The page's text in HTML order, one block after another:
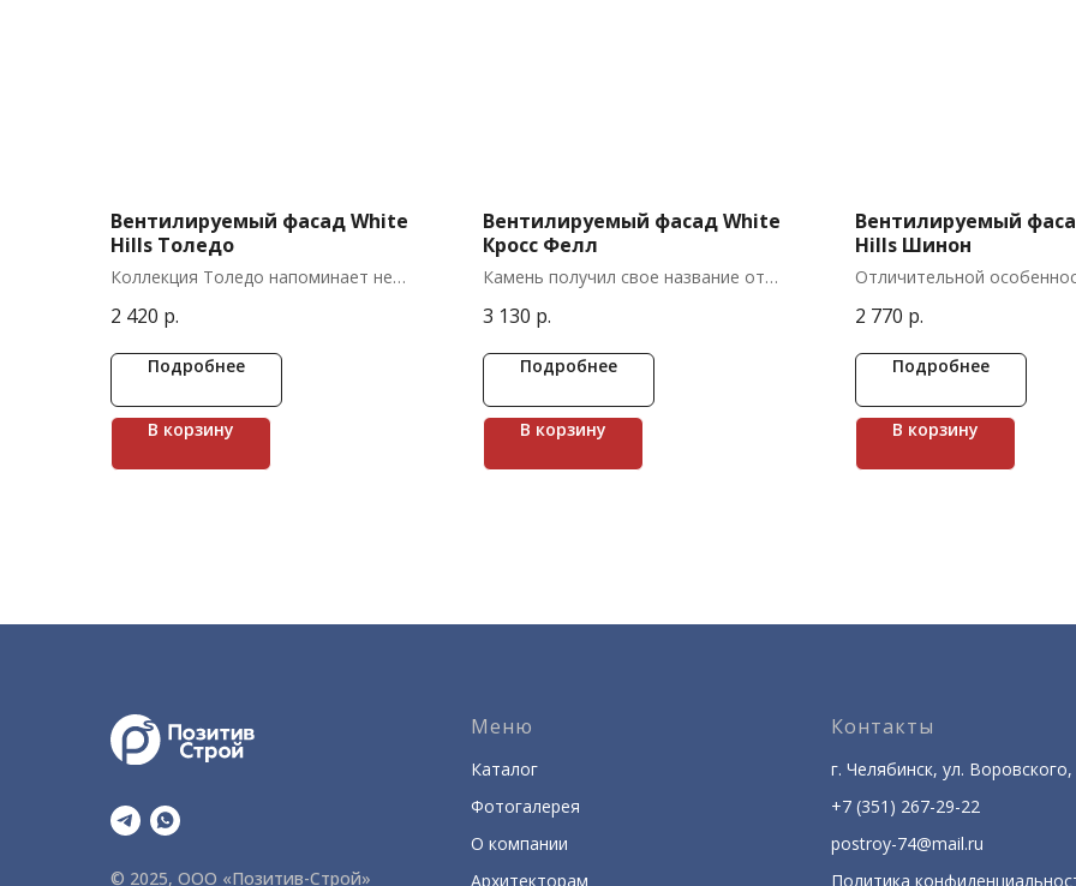
Вентилируемый фасад White
Hills Толедо
Коллекция Толедо напоминает не
гармонии каждого со всеми.
раскол природного испанского
грубую, разнозернистую текстуру. В
качестве фасада коллекция Толедо
невысоких, так и многоэтажных домах.
2 420 р.
Подробнее
В корзину
Вентилируемый фасад White
Кросс Фелл
Камень получил свое название от
точки Пеннинских гор на севере
западному побережью горы глубоко
камень, сильнейшие ветры и высокая
влажность создали удивительный
характерные скальные породы,
3 130 р.
Подробнее
В корзину
Вентилируемый
Hills Шинон
Отличительной
башни. Чтобы выложить
изготавливали разной
оригинальными
размера и ярким
2 770 р.
Подробнее
В корзину
© 2025, ООО «Позитив-Строй»
Меню
Каталог
Фотогалерея
О компании
Архитекторам
Контакты
г. Челябинск, ул.
+7 (351) 267-29-22
postroy-74@mail.ru
Политика